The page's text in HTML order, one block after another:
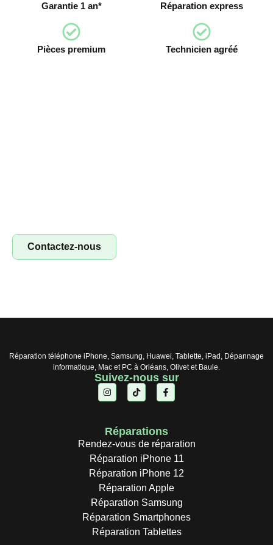
Garantie 1 an* Réparation express
Pièces premium Technicien agréé
Contactez-nous
Réparation téléphone iPhone, Samsung, Huawei, Tablette, iPad, Dépannage
informatique, Mac et PC à Orléans, Olivet et Baule.
Suivez-nous sur
Réparations
Rendez-vous de réparation
Réparation iPhone 11
Réparation iPhone 12
Réparation Apple
Réparation Samsung
Réparation Smartphones
Réparation Tablettes